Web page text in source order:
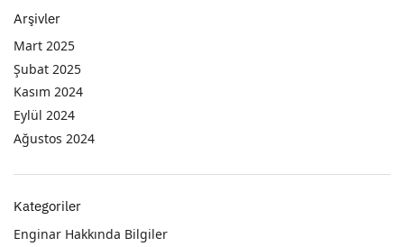
Arşivler
Mart 2025
Şubat 2025
Kasım 2024
Eylül 2024
Ağustos 2024
Kategoriler
Enginar Hakkında Bilgiler